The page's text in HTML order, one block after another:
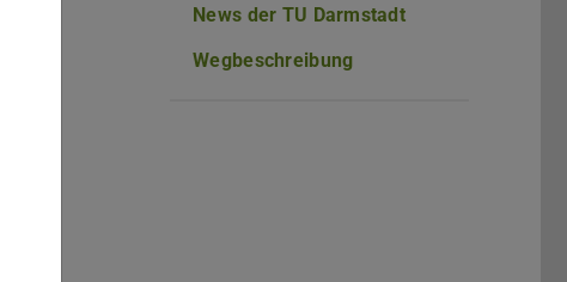
News der TU Darmstadt
Wegbeschreibung